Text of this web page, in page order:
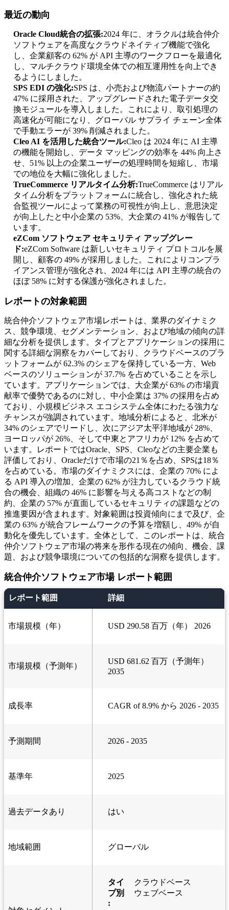
最近の動向
Oracle Cloud統合の拡張:2024 年に、オラクルは統合仲介
ソフトウェアを高度なクラウドネイティブ機能で強化
し、企業顧客の 62% が API 主導のワークフローを最適化
し、マルチクラウド環境全体での相互運用性を向上でき
るようにしました。
SPS EDI の強化:SPS は、小売および物流パートナーの約
47% に採用された、アップグレードされた電子データ交
換モジュールを導入しました。これにより、取引処理の
高速化が可能になり、グローバル サプライ チェーン全体
で手動エラーが 39% 削減されました。
Cleo AI を活用した統合ツール:Cleo は 2024 年に AI 主導
の機能を開始し、データ マッピングの効率を 44% 向上さ
せ、51% 以上の企業ユーザーの処理時間を短縮し、市場
での地位を大幅に強化しました。
TrueCommerce リアルタイム分析:TrueCommerce はリアル
タイム分析をプラットフォームに統合し、強化された統
合監視ツールによって業務の可視性が向上し、意思決定
が向上したと中小企業の 53%、大企業の 41% が報告して
います。
eZCom ソフトウェア セキュリティ アップグレー
ド:eZCom Software は新しいセキュリティ プロトコルを展
開し、顧客の 49% が採用しました。これによりコンプラ
イアンス管理が強化され、2024 年には API 主導の統合の
ほぼ 58% に対する保護が強化されました。
レポートの対象範囲
統合仲介ソフトウェア市場レポートは、業界のダイナミク
ス、競争環境、セグメンテーション、および地域の傾向の詳
細な分析を提供します。タイプとアプリケーションの採用に
関する詳細な洞察をカバーしており、クラウドベースのプラ
ットフォームが 62.3% のシェアを保持している一方、Web
ベースのソリューションが 37.7% を占めていることを示し
ています。アプリケーションでは、大企業が 63% の市場貢
献率で優勢であるのに対し、中小企業は 37% の採用を占め
ており、小規模ビジネス エコシステム全体にわたる強力な
チャンスが強調されています。地域分析によると、北米が
34% のシェアでリードし、次にアジア太平洋地域が 28%、
ヨーロッパが 26%、そして中東とアフリカが 12% を占めて
います。レポートではOracle、SPS、Cleoなどの主要企業も
評価しており、Oracleだけで市場の21％を占め、SPSは18％
を占めている。市場のダイナミクスには、企業の 70% によ
る API 導入の増加、企業の 62% が注力しているクラウド統
合の機会、組織の 46% に影響を与える高コストなどの制
約、企業の 57% が直面しているセキュリティの課題などの
推進要因が含まれます。対象範囲は投資傾向にまで及び、企
業の 63% が統合フレームワークの予算を増額し、49% が自
動化を優先しています。全体として、このレポートは、統合
仲介ソフトウェア市場の将来を形作る現在の傾向、機会、課
題、および競争環境についての包括的な洞察を提供します。
統合仲介ソフトウェア市場 レポート範囲
レポート範囲 詳細
市場規模（年） USD 290.58 百万（年） 2026
市場規模（予測年）
USD 681.62 百万（予測年）
2035
成長率 CAGR of 8.9% から 2026 - 2035
予測期間 2026 - 2035
基準年 2025
過去データあり はい
地域範囲 グローバル
タイ
プ別
:
クラウドベース
ウェブベース